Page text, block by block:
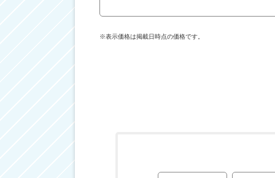
※表示価格は掲載日時点の価格です。